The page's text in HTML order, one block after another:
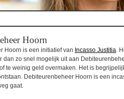
Hoorn
Hoorn is een initiatief van Incasso Justitia.
dan zo snel mogelijk uit aan
te weinig geld overmaken. Het is
Debiteurenbeheer Hoorn is een
gaat.